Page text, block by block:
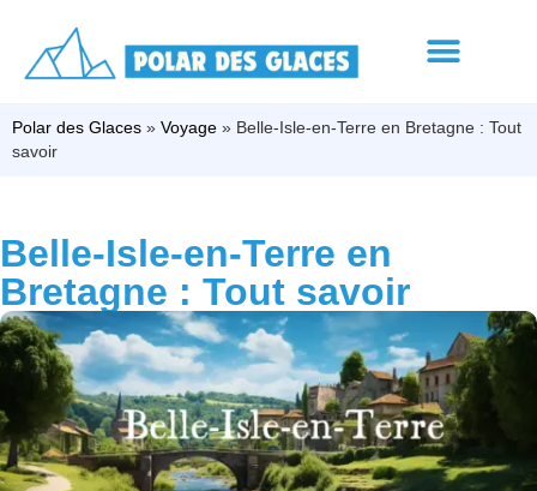
Polar des Glaces » Voyage » Belle-Isle-en-Terre en Bretagne : Tout
savoir
Belle-Isle-en-Terre en
Bretagne : Tout savoir